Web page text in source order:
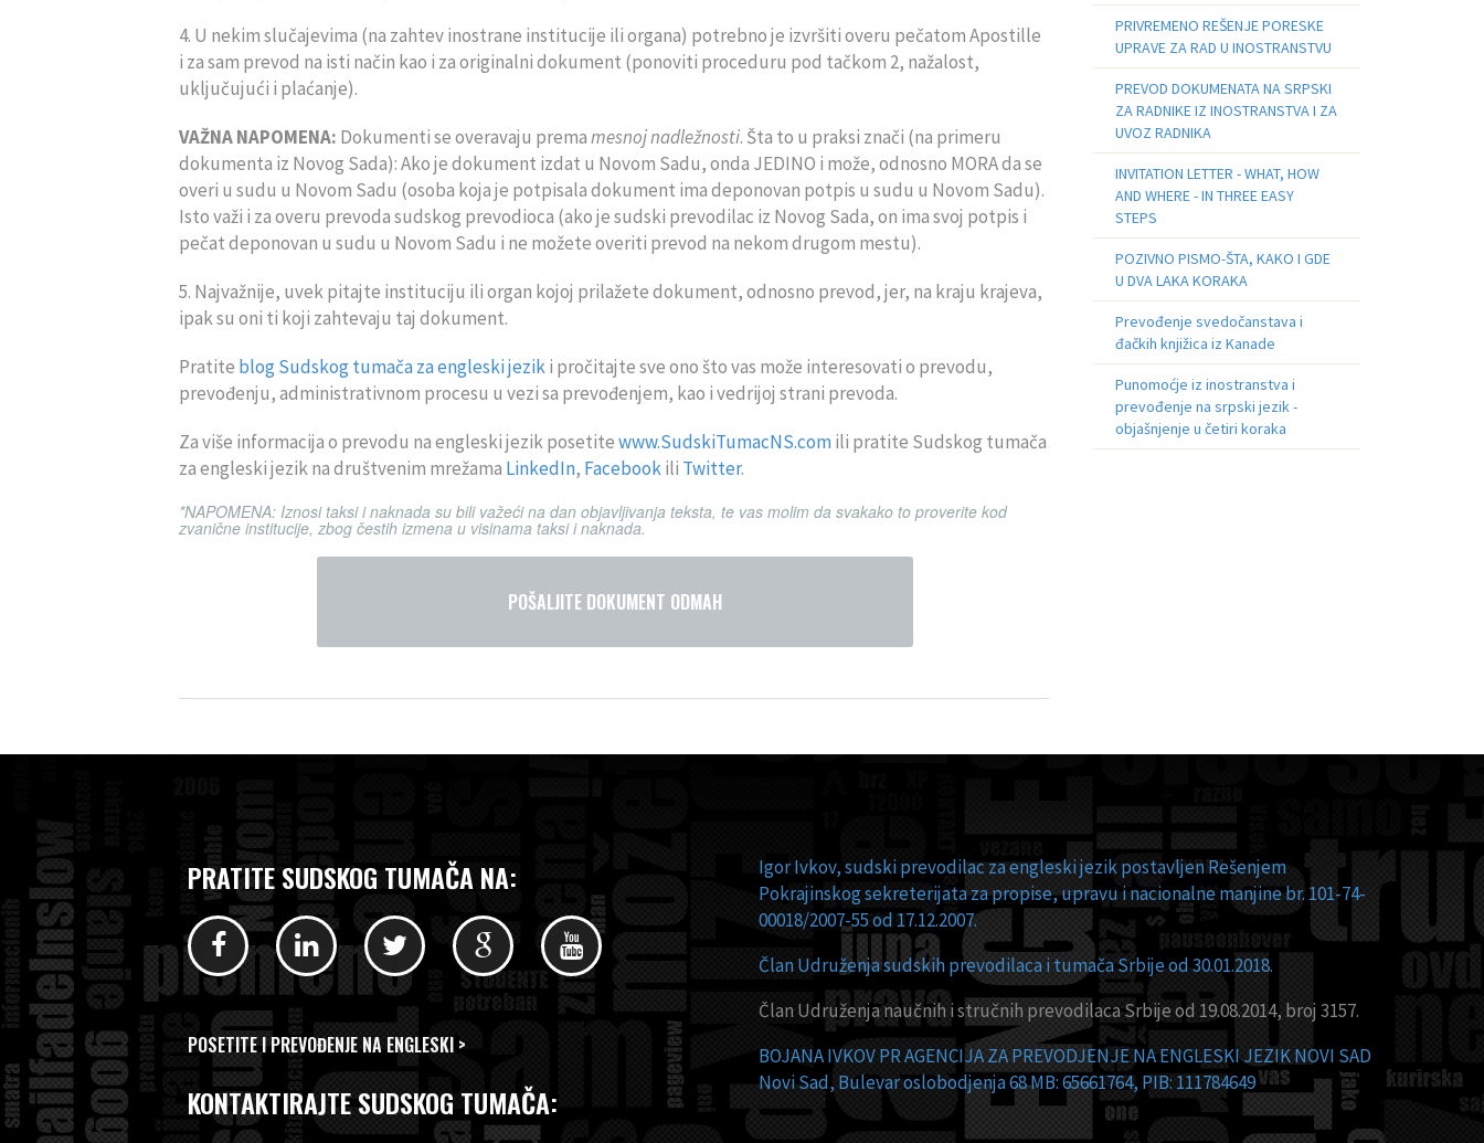
4. U nekim slučajevima (na zahtev inostrane institucije ili organa) potrebno je izvršiti overu pečatom Apostille
i za sam prevod na isti način kao i za originalni dokument (ponoviti proceduru pod tačkom 2, nažalost,
uključujući i plaćanje).
VAŽNA NAPOMENA: Dokumenti se overavaju premamesnoj nadležnosti. Šta to u praksi znači (na primeru
dokumenta iz Novog Sada): Ako je dokument izdat u Novom Sadu, onda JEDINO i može, odnosno MORA da se
overi u sudu u Novom Sadu (osoba koja je potpisala dokument ima deponovan potpis u sudu u Novom Sadu).
Isto važi i za overu prevoda sudskog prevodioca (ako je sudski prevodilac iz Novog Sada, on ima svoj potpis i
pečat deponovan u sudu u Novom Sadu i ne možete overiti prevod na nekom drugom mestu).
5. Najvažnije, uvek pitajte instituciju ili organ kojoj prilažete dokument, odnosno prevod, jer, na kraju krajeva,
ipak su oni ti koji zahtevaju taj dokument.
Pratite blog Sudskog tumača za engleski jeziki pročitajte sve ono što vas može interesovati o prevodu,
prevođenju, administrativnom procesu u vezi sa prevođenjem, kao i vedrijoj strani prevoda.
Za više informacija o prevodu na engleski jezik posetitewww.SudskiTumacNS.comili pratite Sudskog tumača
za engleski jezik na društvenim mrežama LinkedIn, Facebookili Twitter.
*NAPOMENA: Iznosi taksi i naknada su bili važeći na dan objavljivanja teksta, te vas molim da svakako to proverite kod
zvanične institucije, zbog čestih izmena u visinama taksi i naknada.
POŠALJITE DOKUMENT ODMAH
PRIVREMENO REŠENJE PORESKE
UPRAVE ZA RAD U INOSTRANSTVU
PREVOD DOKUMENATA NA SRPSKI
ZA RADNIKE IZ INOSTRANSTVA I ZA
UVOZ RADNIKA
INVITATION LETTER - WHAT, HOW
AND WHERE - IN THREE EASY
STEPS
POZIVNO PISMO-ŠTA, KAKO I GDE
U DVA LAKA KORAKA
Prevođenje svedočanstava i
đačkih knjižica iz Kanade
Punomoćje iz inostranstva i
prevođenje na srpski jezik -
objašnjenje u četiri koraka
PRATITE SUDSKOG TUMAČA NA:
POSETITE I PREVOĐENJE NA ENGLESKI >
KONTAKTIRAJTE SUDSKOG TUMAČA:
Igor Ivkov, sudski prevodilac za engleski jezik postavljen Rešenjem
Pokrajinskog sekreterijata za propise, upravu i nacionalne manjine br. 101-74-
00018/2007-55 od 17.12.2007.
Član Udruženja sudskih prevodilaca i tumača Srbije od 30.01.2018.
Član Udruženja naučnih i stručnih prevodilaca Srbije od 19.08.2014, broj 3157.
BOJANA IVKOV PR AGENCIJA ZA PREVODJENJE NA ENGLESKI JEZIK NOVI SAD
Novi Sad, Bulevar oslobodjenja 68 MB: 65661764, PIB: 111784649